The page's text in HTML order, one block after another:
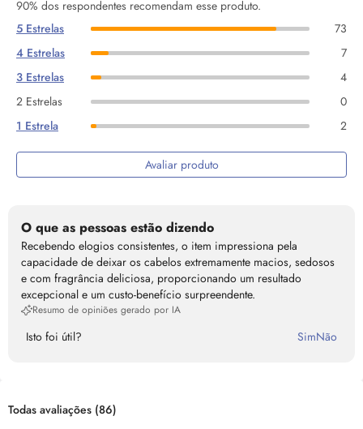
90% dos respondentes recomendam esse produto.
5 Estrelas
73
4 Estrelas
7
3 Estrelas
4
2 Estrelas
0
1 Estrela
2
Avaliar produto
O que as pessoas estão dizendo
Recebendo elogios consistentes, o item impressiona pela
capacidade de deixar os cabelos extremamente macios, sedosos
e com fragrância deliciosa, proporcionando um resultado
excepcional e um custo-benefício surpreendente.
Resumo de opiniões gerado por IA
Isto foi útil? SimNão
Todas avaliações (86)